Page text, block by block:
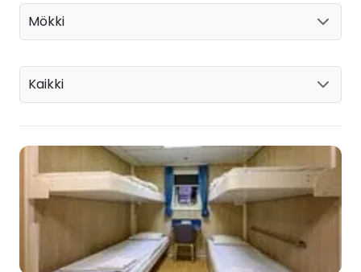
Mökki
Kaikki